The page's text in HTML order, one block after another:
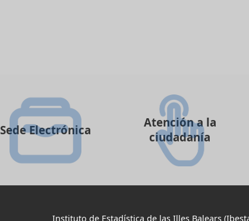
Sede Electrónica
Atención a la
ciudadanía
Instituto de Estadística de las Illes Balears